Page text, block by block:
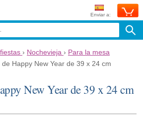
Enviar a:
› Nochevieja › Para la mesa
de Happy New Year de 39 x 24 cm
New Year de 39 x 24 cm